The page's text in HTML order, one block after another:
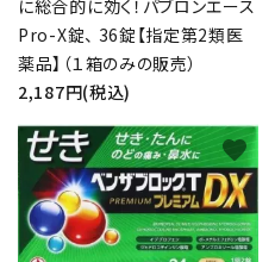
に総合的に効く！パブロンエース
Pro-X錠、 36錠【指定第2類医
薬品】（１箱のみの販売）
2,187円(税込)
favorite